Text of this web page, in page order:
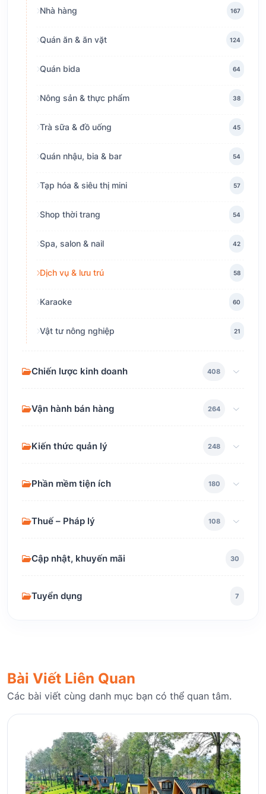
Nhà hàng 167
Quán ăn & ăn vặt 124
Quán bida 64
Nông sản & thực phẩm 38
Trà sữa & đồ uống 45
Quán nhậu, bia & bar 54
Tạp hóa & siêu thị mini 57
Shop thời trang 54
Spa, salon & nail 42
Dịch vụ & lưu trú 58
Karaoke 60
Vật tư nông nghiệp 21
Chiến lược kinh doanh 408
Vận hành bán hàng 264
Kiến thức quản lý 248
Phần mềm tiện ích 180
Thuế – Pháp lý 108
Cập nhật, khuyến mãi 30
Tuyển dụng 7
Bài Viết Liên Quan
Các bài viết cùng danh mục bạn có thể quan tâm.